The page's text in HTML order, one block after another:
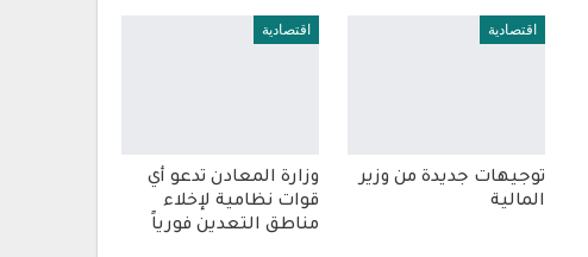
اقتصادية
توجيهات جديدة من وزير
المالية
اقتصادية
وزارة المعادن تدعو أي
قوات نظامية لإخلاء
مناطق التعدين فورياً